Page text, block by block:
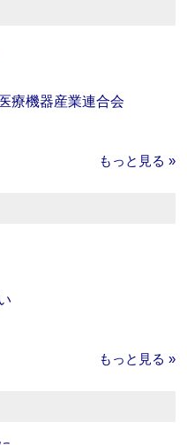
療機器産業連合会
もっと見る »
もっと見る »